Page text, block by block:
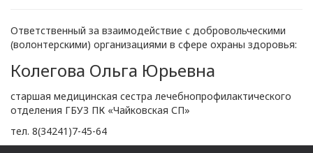
Ответственный за взаимодействие с добровольческими
(волонтерскими) организациями в сфере охраны здоровья:
Колегова Ольга Юрьевна
старшая медицинская сестра лечебнопрофилактического
отделения ГБУЗ ПК «Чайковская СП»
тел. 8(34241)7-45-64